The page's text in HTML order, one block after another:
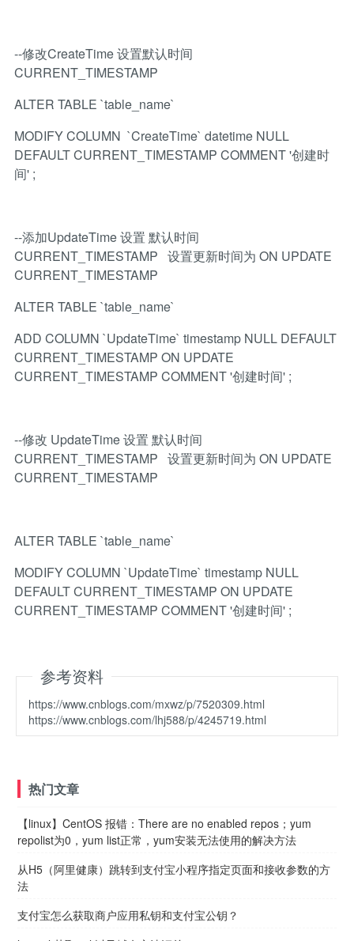
--修改CreateTime 设置默认时间
CURRENT_TIMESTAMP
ALTER TABLE `table_name`
MODIFY COLUMN `CreateTime` datetime NULL
DEFAULT CURRENT_TIMESTAMP COMMENT '创建时
间' ;
--添加UpdateTime 设置 默认时间
CURRENT_TIMESTAMP 设置更新时间为 ON UPDATE
CURRENT_TIMESTAMP
ALTER TABLE `table_name`
ADD COLUMN `UpdateTime` timestamp NULL DEFAULT
CURRENT_TIMESTAMP ON UPDATE
CURRENT_TIMESTAMP COMMENT '创建时间' ;
--修改 UpdateTime 设置 默认时间
CURRENT_TIMESTAMP 设置更新时间为 ON UPDATE
CURRENT_TIMESTAMP
ALTER TABLE `table_name`
MODIFY COLUMN `UpdateTime` timestamp NULL
DEFAULT CURRENT_TIMESTAMP ON UPDATE
CURRENT_TIMESTAMP COMMENT '创建时间' ;
参考资料
https://www.cnblogs.com/mxwz/p/7520309.html
https://www.cnblogs.com/lhj588/p/4245719.html
热门文章
【linux】CentOS 报错：There are no enabled repos；yum
repolist为0，yum list正常，yum安装无法使用的解决方法
从H5（阿里健康）跳转到支付宝小程序指定页面和接收参数的方
法
支付宝怎么获取商户应用私钥和支付宝公钥？